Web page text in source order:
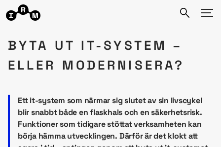
BYTA UT IT-SYSTEM –
ELLER MODERNISERA?
Ett it-system som närmar sig slutet av sin livscykel
blir snabbt både en flaskhals och en säkerhetsrisk.
Funktioner som tidigare stöttat verksamheten kan
börja hämma utvecklingen. Därför är det klokt att